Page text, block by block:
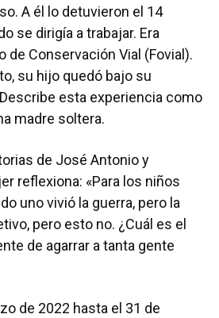
A él lo detuvieron el 14
se dirigía a trabajar. Era
de Conservación Vial (Fovial).
su hijo quedó bajo su
esta experiencia como
madre soltera.
de José Antonio y
reflexiona: «Para los niños
uno vivió la guerra, pero la
pero esto no. ¿Cuál es el
de agarrar a tanta gente
de 2022 hasta el 31 de